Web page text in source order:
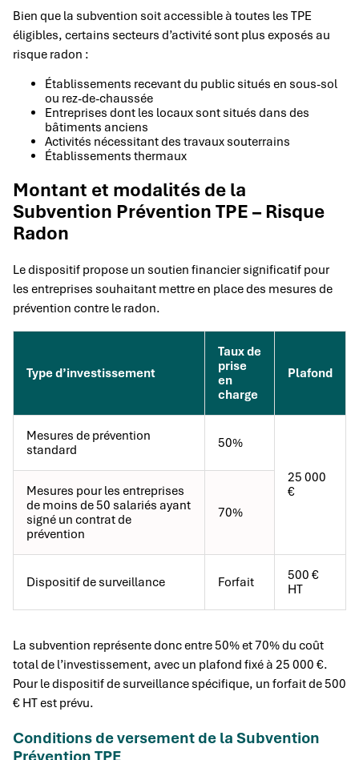
Bien que la subvention soit accessible à toutes les TPE
éligibles, certains secteurs d’activité sont plus exposés au
risque radon :
Établissements recevant du public situés en sous-sol
ou rez-de-chaussée
Entreprises dont les locaux sont situés dans des
bâtiments anciens
Activités nécessitant des travaux souterrains
Établissements thermaux
Montant et modalités de la
Subvention Prévention TPE – Risque
Radon
Le dispositif propose un soutien financier significatif pour
les entreprises souhaitant mettre en place des mesures de
prévention contre le radon.
Type d’investissement
Taux de
prise
en
charge
Plafond
Mesures de prévention
standard
50%
25 000
€
Mesures pour les entreprises
de moins de 50 salariés ayant
signé un contrat de
prévention
70%
Dispositif de surveillance Forfait
500 €
HT
La subvention représente donc entre 50% et 70% du coût
total de l’investissement, avec un plafond fixé à 25 000 €.
Pour le dispositif de surveillance spécifique, un forfait de 500
€ HT est prévu.
Conditions de versement de la Subvention